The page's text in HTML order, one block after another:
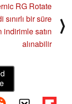
RG Rotate
sınırlı bir süre
indirimle satın
alınabilir
⟩